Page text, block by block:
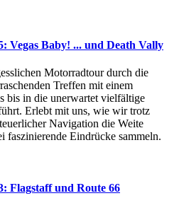
Vegas Baby! ... und Death Vally
Motorradtour durch die
Treffen mit einem
bis in die unerwartet vielfältige
Erlebt mit uns, wie wir trotz
Navigation die Weite
faszinierende Eindrücke sammeln.
Flagstaff und Route 66